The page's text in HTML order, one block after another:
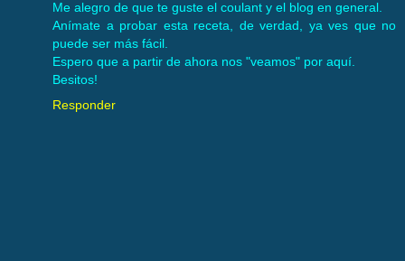
Me alegro de que te guste el coulant y el blog en general.
Anímate a probar esta receta, de verdad, ya ves que no
puede ser más fácil.
Espero que a partir de ahora nos "veamos" por aquí.
Besitos!
Responder